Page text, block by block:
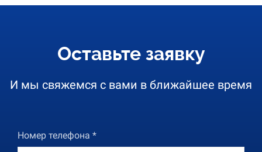
Оставьте заявку
И мы свяжемся с вами в ближайшее время
Номер телефона *